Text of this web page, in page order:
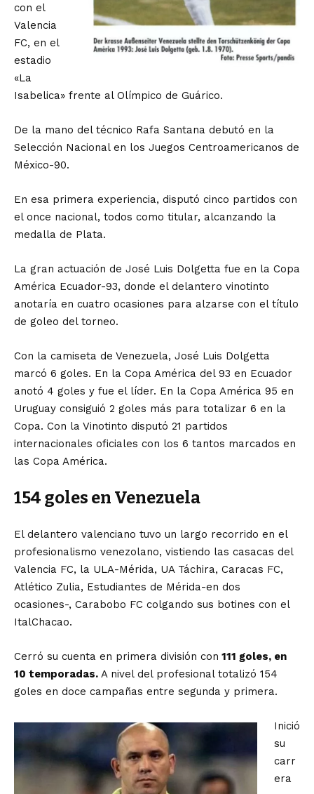
con el
Valencia
FC, en el
estadio
«La
Isabelica» frente al Olímpico de Guárico.
De la mano del técnico Rafa Santana debutó en la
Selección Nacional en los Juegos Centroamericanos de
México-90.
En esa primera experiencia, disputó cinco partidos con
el once nacional, todos como titular, alcanzando la
medalla de Plata.
La gran actuación de José Luis Dolgetta fue en la Copa
América Ecuador-93, donde el delantero vinotinto
anotaría en cuatro ocasiones para alzarse con el título
de goleo del torneo.
Con la camiseta de Venezuela, José Luis Dolgetta
marcó 6 goles. En la Copa América del 93 en Ecuador
anotó 4 goles y fue el líder. En la Copa América 95 en
Uruguay consiguió 2 goles más para totalizar 6 en la
Copa. Con la Vinotinto disputó 21 partidos
internacionales oficiales con los 6 tantos marcados en
las Copa América.
154 goles en Venezuela
El delantero valenciano tuvo un largo recorrido en el
profesionalismo venezolano, vistiendo las casacas del
Valencia FC, la ULA-Mérida, UA Táchira, Caracas FC,
Atlético Zulia, Estudiantes de Mérida-en dos
ocasiones-, Carabobo FC colgando sus botines con el
ItalChacao.
Cerró su cuenta en primera división con 111 goles, en
10 temporadas. A nivel del profesional totalizó 154
goles en doce campañas entre segunda y primera.
Inició
su
carr
era